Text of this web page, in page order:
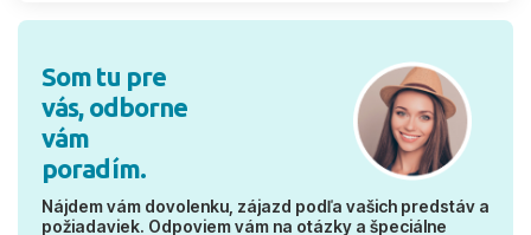
Som tu pre
vás, odborne
vám
poradím.
Nájdem vám dovolenku, zájazd podľa vašich predstáv a
požiadaviek. Odpoviem vám na otázky a špeciálne